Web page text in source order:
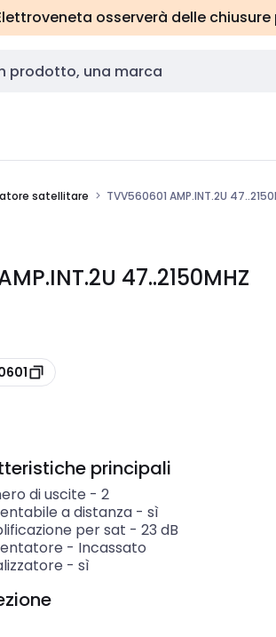
osserverà delle
satellitare TVV560601 AMP.INT.2U
47..2150MHZ
principali
di uscite - 2
a distanza- sì
per sat - 23 dB
- Incassato
- sì